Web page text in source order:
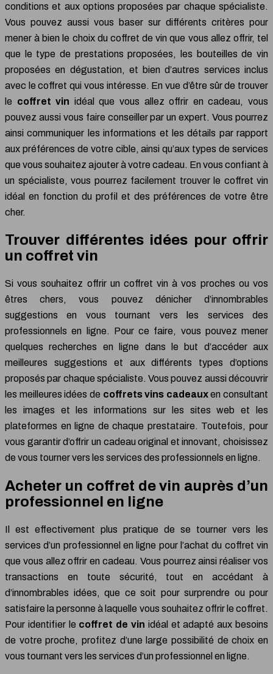
conditions et aux options proposées par chaque spécialiste.
Vous pouvez aussi vous baser sur différents critères pour
mener à bien le choix du coffret de vin que vous allez offrir, tel
que le type de prestations proposées, les bouteilles de vin
proposées en dégustation, et bien d’autres services inclus
avec le coffret qui vous intéresse. En vue d’être sûr de trouver
le coffret vin idéal que vous allez offrir en cadeau, vous
pouvez aussi vous faire conseiller par un expert. Vous pourrez
ainsi communiquer les informations et les détails par rapport
aux préférences de votre cible, ainsi qu’aux types de services
que vous souhaitez ajouter à votre cadeau. En vous confiant à
un spécialiste, vous pourrez facilement trouver le coffret vin
idéal en fonction du profil et des préférences de votre être
cher.
Trouver différentes idées pour offrir
un coffret vin
Si vous souhaitez offrir un coffret vin à vos proches ou vos
êtres chers, vous pouvez dénicher d’innombrables
suggestions en vous tournant vers les services des
professionnels en ligne. Pour ce faire, vous pouvez mener
quelques recherches en ligne dans le but d’accéder aux
meilleures suggestions et aux différents types d’options
proposés par chaque spécialiste. Vous pouvez aussi découvrir
les meilleures idées de coffrets vins cadeauxen consultant
les images et les informations sur les sites web et les
plateformes en ligne de chaque prestataire. Toutefois, pour
vous garantir d’offrir un cadeau original et innovant, choisissez
de vous tourner vers les services des professionnels en ligne.
Acheter un coffret de vin auprès d’un
professionnel en ligne
Il est effectivement plus pratique de se tourner vers les
services d’un professionnel en ligne pour l’achat du coffret vin
que vous allez offrir en cadeau. Vous pourrez ainsi réaliser vos
transactions en toute sécurité, tout en accédant à
d’innombrables idées, que ce soit pour surprendre ou pour
satisfaire la personne à laquelle vous souhaitez offrir le coffret.
Pour identifier le coffret de vin idéal et adapté aux besoins
de votre proche, profitez d’une large possibilité de choix en
vous tournant vers les services d’un professionnel en ligne.